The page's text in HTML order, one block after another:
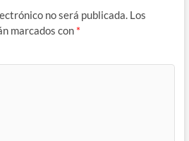
no será publicada. Los
marcados con *